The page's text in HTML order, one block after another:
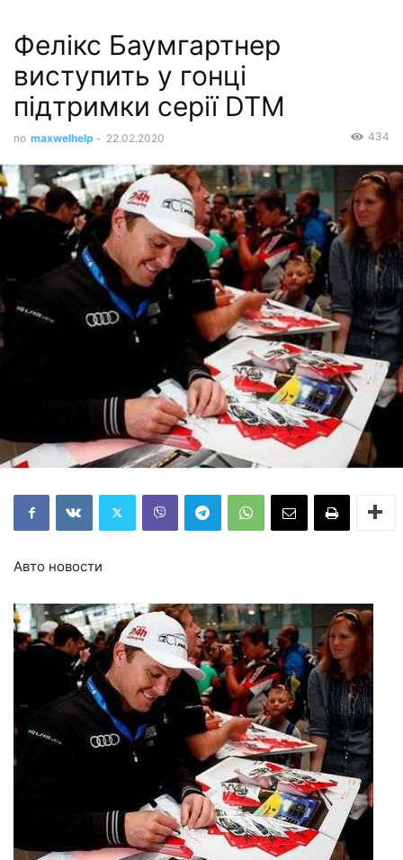
Фелікс Баумгартнер
виступить у гонці
підтримки серії DTM
по maxwelhelp - 22.02.2020 434
Авто новости